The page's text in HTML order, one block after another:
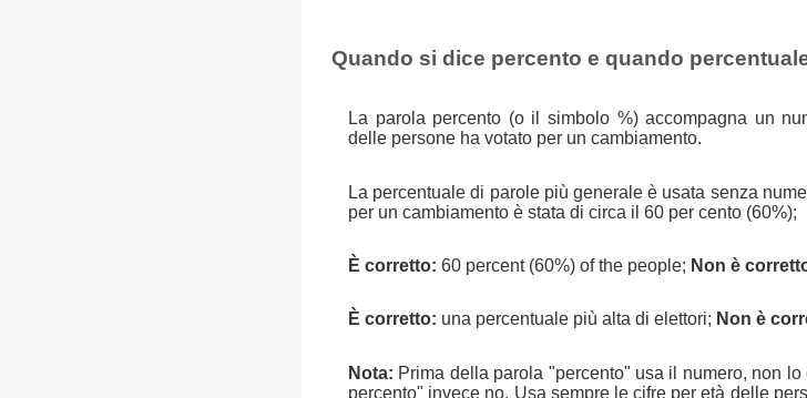
Quando si dice percento e quando
La parola percento (o il simbolo %) accompagna un
delle persone ha votato per un cambiamento.
La percentuale di parole più generale è usata senza
per un cambiamento è stata di circa il 60 per cento (60%);
È corretto: 60 percent (60%) of the people; Non è
È corretto: una percentuale più alta di elettori; Non è
Nota: Prima della parola "percento" usa il numero, non
percento" invece no. Usa sempre le cifre per età delle